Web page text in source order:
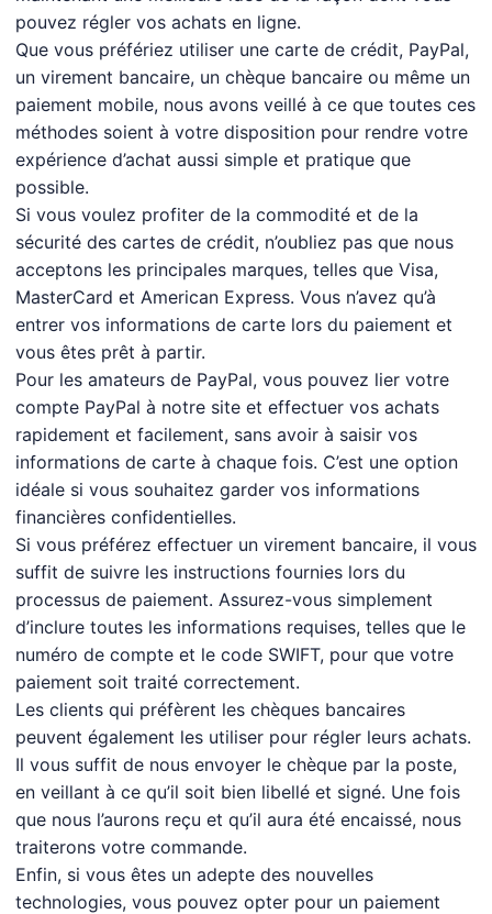
pouvez régler vos achats en ligne.
Que vous préfériez utiliser une carte de crédit, PayPal,
un virement bancaire, un chèque bancaire ou même un
paiement mobile, nous avons veillé à ce que toutes ces
méthodes soient à votre disposition pour rendre votre
expérience d’achat aussi simple et pratique que
possible.
Si vous voulez profiter de la commodité et de la
sécurité des cartes de crédit, n’oubliez pas que nous
acceptons les principales marques, telles que Visa,
MasterCard et American Express. Vous n’avez qu’à
entrer vos informations de carte lors du paiement et
vous êtes prêt à partir.
Pour les amateurs de PayPal, vous pouvez lier votre
compte PayPal à notre site et effectuer vos achats
rapidement et facilement, sans avoir à saisir vos
informations de carte à chaque fois. C’est une option
idéale si vous souhaitez garder vos informations
financières confidentielles.
Si vous préférez effectuer un virement bancaire, il vous
suffit de suivre les instructions fournies lors du
processus de paiement. Assurez-vous simplement
d’inclure toutes les informations requises, telles que le
numéro de compte et le code SWIFT, pour que votre
paiement soit traité correctement.
Les clients qui préfèrent les chèques bancaires
peuvent également les utiliser pour régler leurs achats.
Il vous suffit de nous envoyer le chèque par la poste,
en veillant à ce qu’il soit bien libellé et signé. Une fois
que nous l’aurons reçu et qu’il aura été encaissé, nous
traiterons votre commande.
Enfin, si vous êtes un adepte des nouvelles
technologies, vous pouvez opter pour un paiement